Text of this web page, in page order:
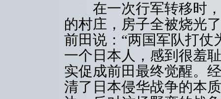
在一次行军转移时，
的村庄，房子全被烧光
前田说：“两国军队打仗
一个日本人，感到很羞
实促成前田最终觉醒。
清了日本侵华战争的本